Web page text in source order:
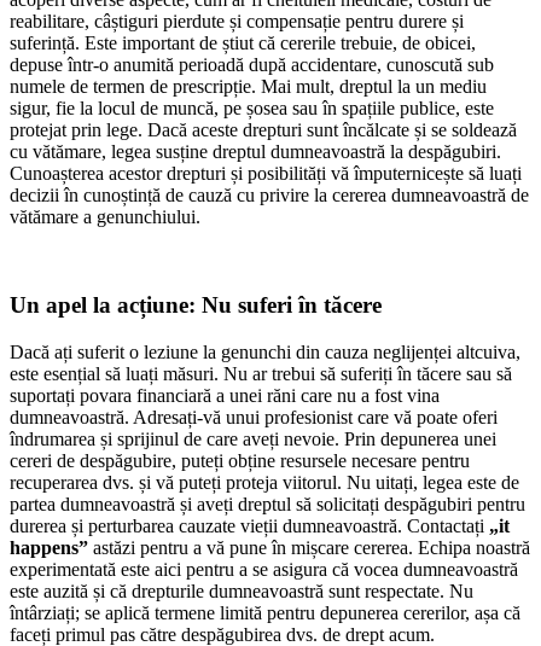
reabilitare, câștiguri pierdute și compensație pentru durere și
suferință. Este important de știut că cererile trebuie, de obicei,
depuse într-o anumită perioadă după accidentare, cunoscută sub
numele de termen de prescripție. Mai mult, dreptul la un mediu
sigur, fie la locul de muncă, pe șosea sau în spațiile publice, este
protejat prin lege. Dacă aceste drepturi sunt încălcate și se soldează
cu vătămare, legea susține dreptul dumneavoastră la despăgubiri.
Cunoașterea acestor drepturi și posibilități vă împuternicește să luați
decizii în cunoștință de cauză cu privire la cererea dumneavoastră de
vătămare a genunchiului.
Un apel la acțiune: Nu suferi în tăcere
Dacă ați suferit o leziune la genunchi din cauza neglijenței altcuiva,
este esențial să luați măsuri. Nu ar trebui să suferiți în tăcere sau să
suportați povara financiară a unei răni care nu a fost vina
dumneavoastră. Adresați-vă unui profesionist care vă poate oferi
îndrumarea și sprijinul de care aveți nevoie. Prin depunerea unei
cereri de despăgubire, puteți obține resursele necesare pentru
recuperarea dvs. și vă puteți proteja viitorul. Nu uitați, legea este de
partea dumneavoastră și aveți dreptul să solicitați despăgubiri pentru
durerea și perturbarea cauzate vieții dumneavoastră. Contactați „it
happens” astăzi pentru a vă pune în mișcare cererea. Echipa noastră
experimentată este aici pentru a se asigura că vocea dumneavoastră
este auzită și că drepturile dumneavoastră sunt respectate. Nu
întârziați; se aplică termene limită pentru depunerea cererilor, așa că
faceți primul pas către despăgubirea dvs. de drept acum.